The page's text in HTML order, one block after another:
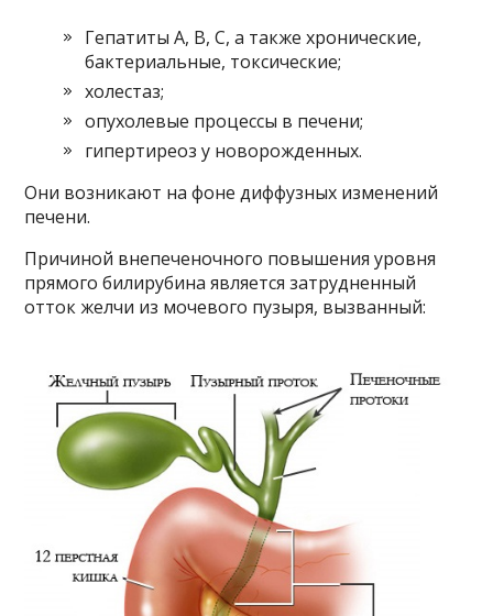
Гепатиты А, В, С, а также хронические,
бактериальные, токсические;
холестаз;
опухолевые процессы в печени;
гипертиреоз у новорожденных.
Они возникают на фоне диффузных изменений
печени.
Причиной внепеченочного повышения уровня
прямого билирубина является затрудненный
отток желчи из мочевого пузыря, вызванный: